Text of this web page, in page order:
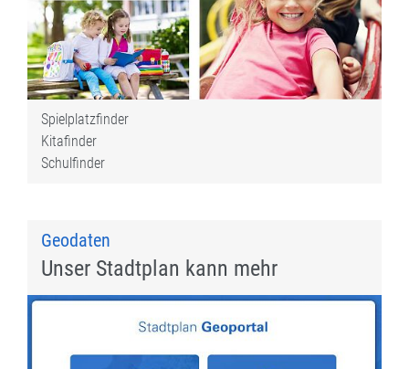
Spielplatzfinder
Kitafinder
Schulfinder
Geodaten
Unser Stadtplan kann mehr